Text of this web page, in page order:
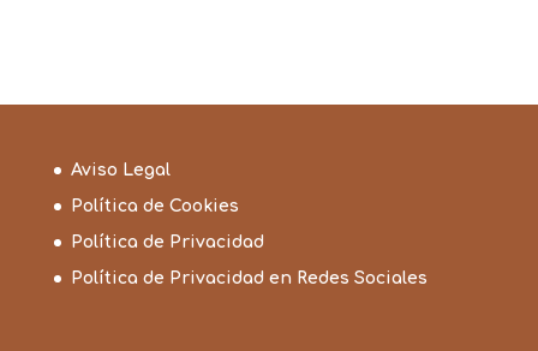
Aviso Legal
Política de Cookies
Política de Privacidad
Política de Privacidad en Redes Sociales